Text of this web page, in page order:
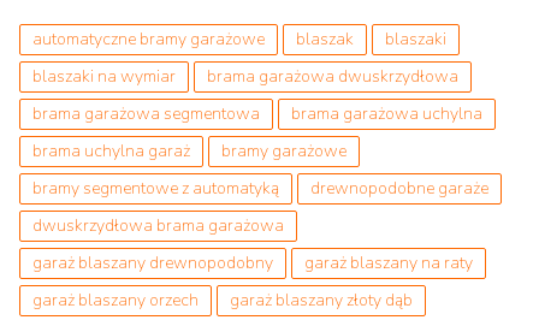
automatyczne bramy garażowe blaszak
blaszaki
blaszaki na wymiar
brama garażowa dwuskrzydłowa
brama garażowa segmentowa
brama garażowa uchylna
brama uchylna garaż
bramy garażowe
bramy segmentowe z automatyką
drewnopodobne garaże
dwuskrzydłowa brama garażowa
garaż blaszany drewnopodobny
garaż blaszany na raty
garaż blaszany orzech
garaż blaszany złoty dąb